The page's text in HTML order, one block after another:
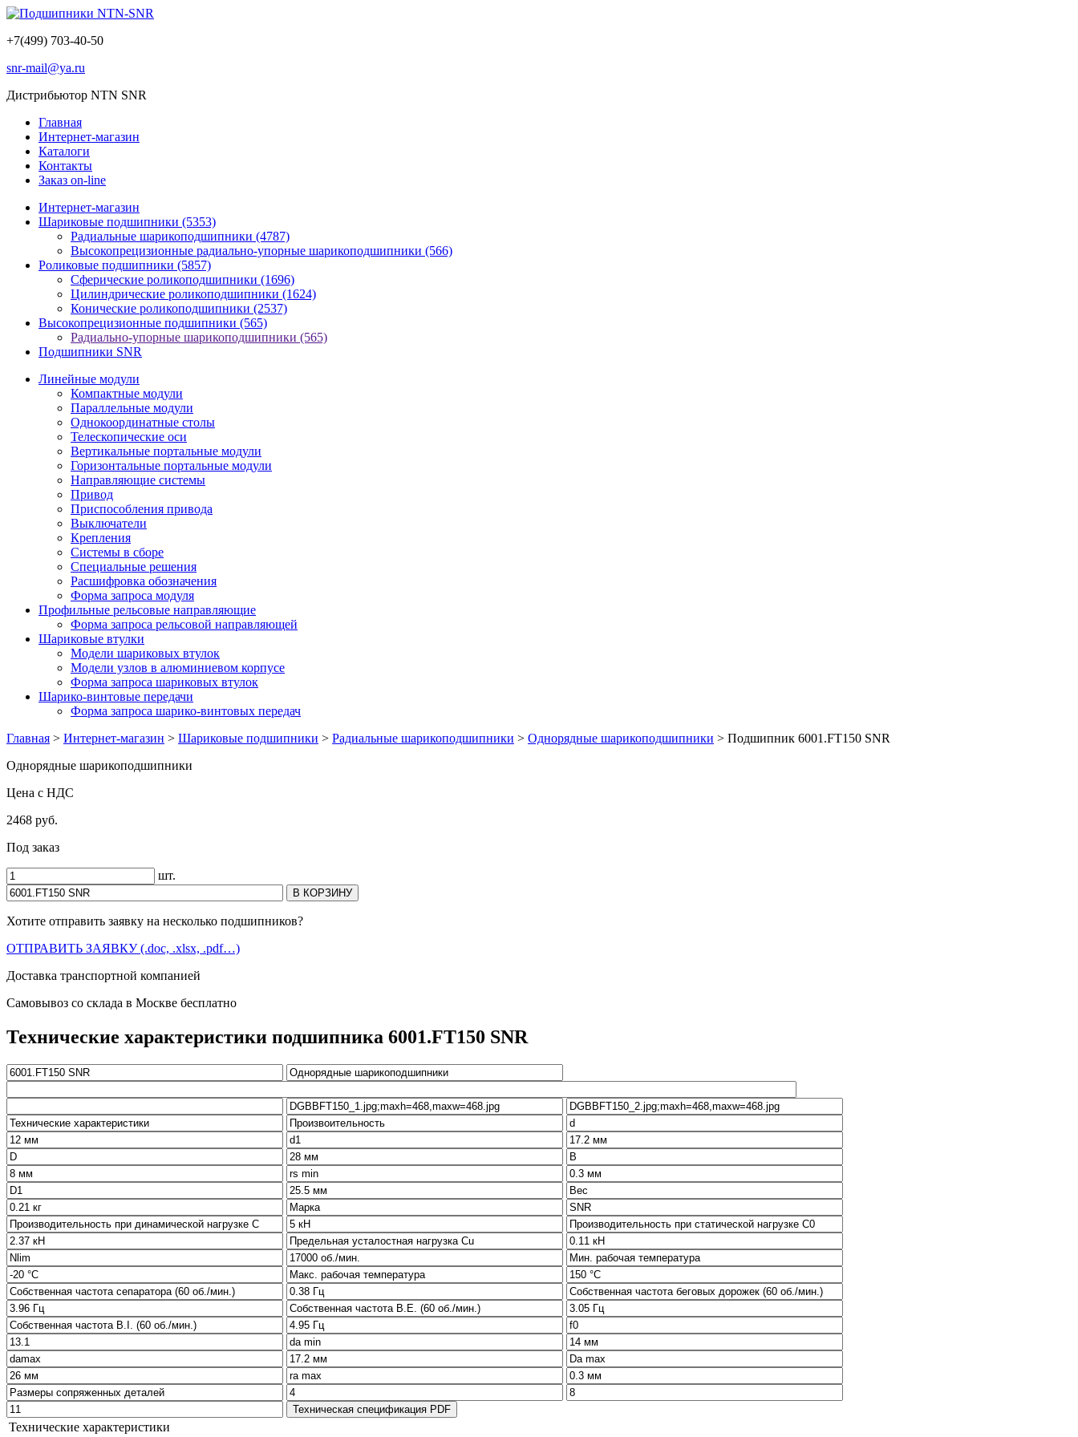
+7(499) 703-40-50
snr-mail@ya.ru
Дистрибьютор NTN SNR
Главная
Интернет-магазин
Каталоги
Контакты
Заказ on-line
Интернет-магазин
Шариковые подшипники (5353)
Радиальные шарикоподшипники (4787)
Высокопрецизионные радиально-упорные шарикоподшипники (566)
Роликовые подшипники (5857)
Сферические роликоподшипники (1696)
Цилиндрические роликоподшипники (1624)
Конические роликоподшипники (2537)
Высокопрецизионные подшипники (565)
Радиально-упорные шарикоподшипники (565)
Подшипники SNR
Линейные модули
Компактные модули
Параллельные модули
Однокоординатные столы
Телескопические оси
Вертикальные портальные модули
Горизонтальные портальные модули
Направляющие системы
Привод
Приспособления привода
Выключатели
Крепления
Системы в сборе
Специальные решения
Расшифровка обозначения
Форма запроса модуля
Профильные рельсовые направляющие
Форма запроса рельсовой направляющей
Шариковые втулки
Модели шариковых втулок
Модели узлов в алюминиевом корпусе
Форма запроса шариковых втулок
Шарико-винтовые передачи
Форма запроса шарико-винтовых передач
Главная > Интернет-магазин > Шариковые подшипники > Радиальные шарикоподшипники > Однорядные шарикоподшипники > Подшипник 6001.FT150 SNR
Однорядные шарикоподшипники
Цена с НДС
2468 руб.
Под заказ
шт.
Хотите отправить заявку на несколько подшипников?
ОТПРАВИТЬ ЗАЯВКУ (.doc, .xlsx, .pdf…)
Доставка транспортной компанией
Самовывоз со склада в Москве бесплатно
Технические характеристики подшипника 6001.FT150 SNR
Технические характеристики